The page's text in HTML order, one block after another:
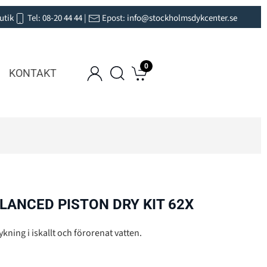
Tel:08-20 44 44| Epost: info@stockholmsdykcenter.se
KONTAKT
0
PISTON DRY KIT 62X
i iskallt och förorenat vatten.